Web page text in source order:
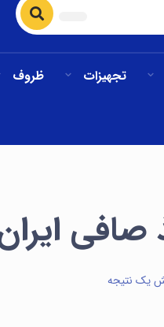
تجهیزات ظروف
صافی
یک نتیجه